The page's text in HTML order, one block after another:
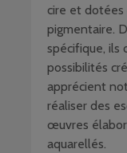
cire et dotées
pigmentaire.
spécifique,
possibilités
apprécient
réaliser des
œuvres
aquarellés.